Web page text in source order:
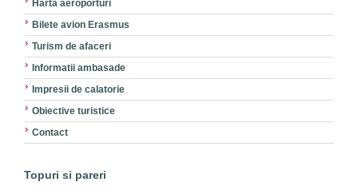
Harta aeroporturi
Bilete avion Erasmus
Turism de afaceri
Informatii ambasade
Impresii de calatorie
Obiective turistice
Contact
Topuri si pareri